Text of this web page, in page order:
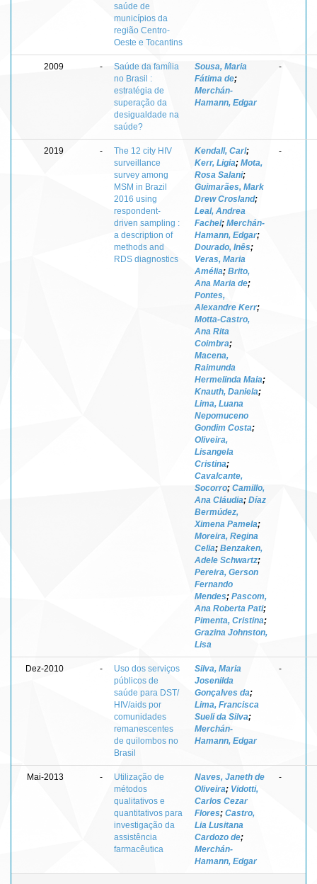
saúde de
municípios da
região Centro-
Oeste e Tocantins
2009 -
Saúde da família
no Brasil :
estratégia de
superação da
desigualdade na
saúde?
Sousa, Maria
Fátima de;
Merchán-
Hamann, Edgar
-
2019 -
The 12 city HIV
surveillance
survey among
MSM in Brazil
2016 using
respondent-
driven sampling :
a description of
methods and
RDS diagnostics
Kendall, Carl;
Kerr, Ligia; Mota,
Rosa Salani;
Guimarães, Mark
Drew Crosland;
Leal, Andrea
Fachel; Merchán-
Hamann, Edgar;
Dourado, Inês;
Veras, Maria
Amélia; Brito,
Ana Maria de;
Pontes,
Alexandre Kerr;
Motta-Castro,
Ana Rita
Coimbra;
Macena,
Raimunda
Hermelinda Maia;
Knauth, Daniela;
Lima, Luana
Nepomuceno
Gondim Costa;
Oliveira,
Lisangela
Cristina;
Cavalcante,
Socorro; Camillo,
Ana Cláudia; Díaz
Bermúdez,
Ximena Pamela;
Moreira, Regina
Celia; Benzaken,
Adele Schwartz;
Pereira, Gerson
Fernando
Mendes; Pascom,
Ana Roberta Pati;
Pimenta, Cristina;
Grazina Johnston,
Lisa
-
Dez-2010 -
Uso dos serviços
públicos de
saúde para DST/
HIV/aids por
comunidades
remanescentes
de quilombos no
Brasil
Silva, Maria
Josenilda
Gonçalves da;
Lima, Francisca
Sueli da Silva;
Merchán-
Hamann, Edgar
-
Mai-2013 -
Utilização de
métodos
qualitativos e
quantitativos para
investigação da
assistência
farmacêutica
Naves, Janeth de
Oliveira; Vidotti,
Carlos Cezar
Flores; Castro,
Lia Lusitana
Cardozo de;
Merchán-
Hamann, Edgar
-